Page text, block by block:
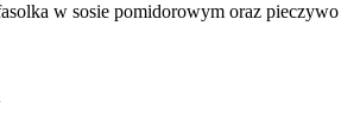
w sosie pomidorowym oraz